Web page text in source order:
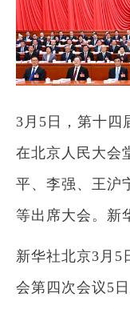
3月5日，第十四
在北京人民大会
平、李强、王沪
等出席大会。新
新华社北京3月
会第四次会议5